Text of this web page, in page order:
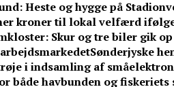
Heste og hygge på
kroner til lokal velfærd
Skur og tre biler gik
Sønderjyske
i indsamling af
både havbunden og fiskeriets